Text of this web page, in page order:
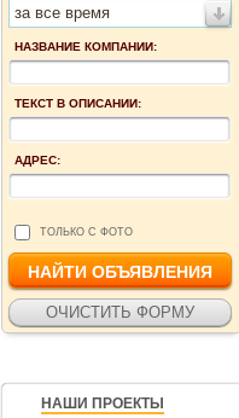
за все время
НАЗВАНИЕ КОМПАНИИ:
ТЕКСТ В ОПИСАНИИ:
АДРЕС:
ТОЛЬКО С ФОТО
НАШИ ПРОЕКТЫ